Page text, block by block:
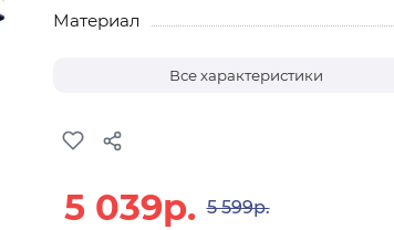
Материал
Все характеристики
5 039р. 5 599р.